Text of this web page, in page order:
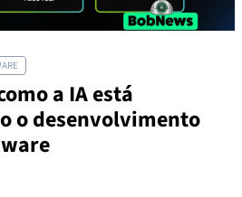
a IA está
o desenvolvimento